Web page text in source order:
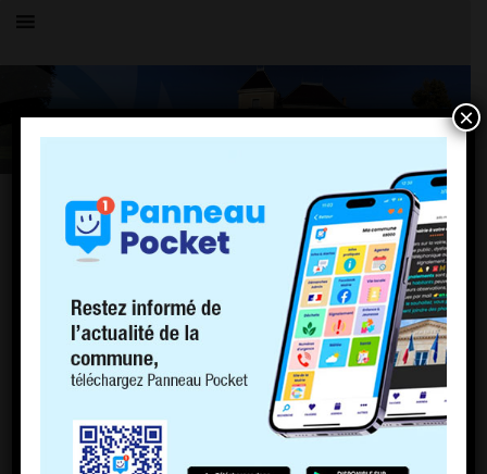
Toutes les actualités
LE VILLAGE
5 septembre 2017
×